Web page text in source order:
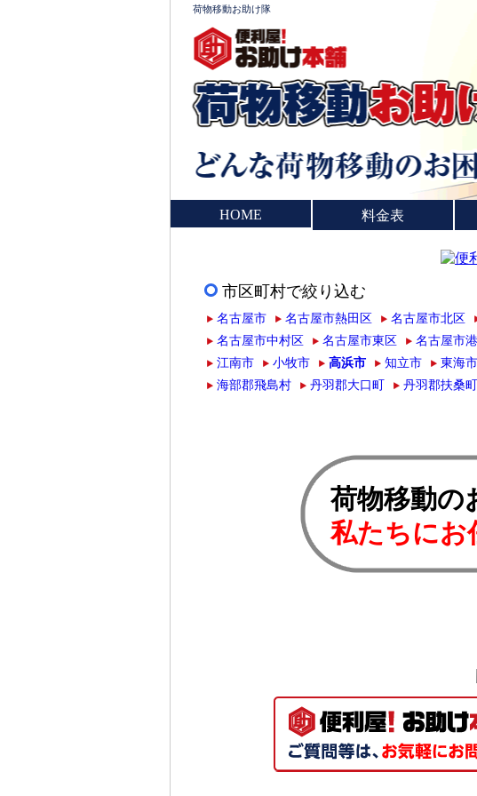
荷物移動お助け隊
HOME 料金表
市区町村で絞り込む
名古屋市 名古屋市熱田区 名古屋市北区
名古屋市中村区
名古屋市東区 名古屋市
江南市
小牧市 高浜市 知立市 東海市
海部郡飛島村
丹羽郡大口町 丹羽郡扶桑町
荷物移動の
私たちにお